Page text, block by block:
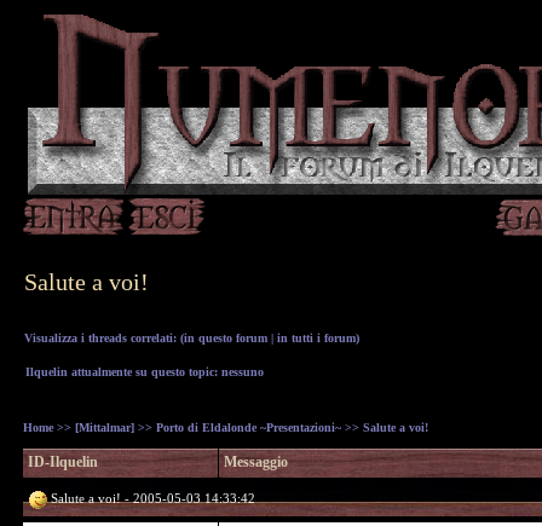
Salute a voi!
Visualizza i threads correlati: (in questo forum | in tutti i forum)
Ilquelin attualmente su questo topic: nessuno
Home >> [Mittalmar] >> Porto di Eldalonde ~Presentazioni~ >> Salute a voi!
ID-Ilquelin Messaggio
Salute a voi! - 2005-05-03 14:33:42